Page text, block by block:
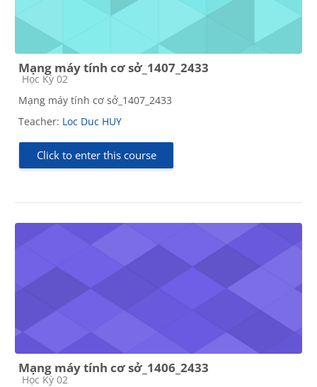
Mạng máy tính cơ sở_1407_2433
Course category
Học Kỳ 02
Mạng máy tính cơ sở_1407_2433
Teacher: Loc Duc HUY
Click to enter this course
Mạng máy tính cơ sở_1406_2433
Course category
Học Kỳ 02